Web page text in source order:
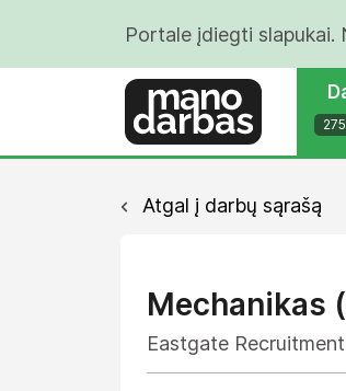
Portale įdiegti slapukai.
Atgal į darbų sąrašą
Mechanikas
Eastgate